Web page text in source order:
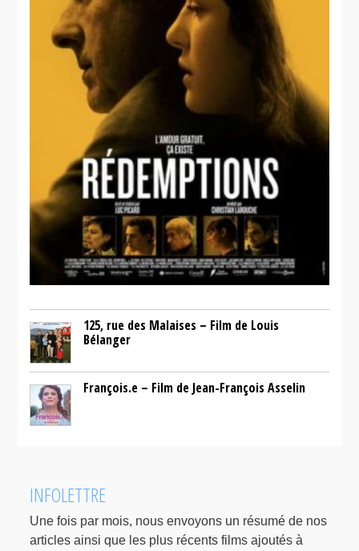
125, rue des Malaises – Film de Louis
Bélanger
François.e – Film de Jean-François Asselin
INFOLETTRE
Une fois par mois, nous envoyons un résumé de nos
articles ainsi que les plus récents films ajoutés à